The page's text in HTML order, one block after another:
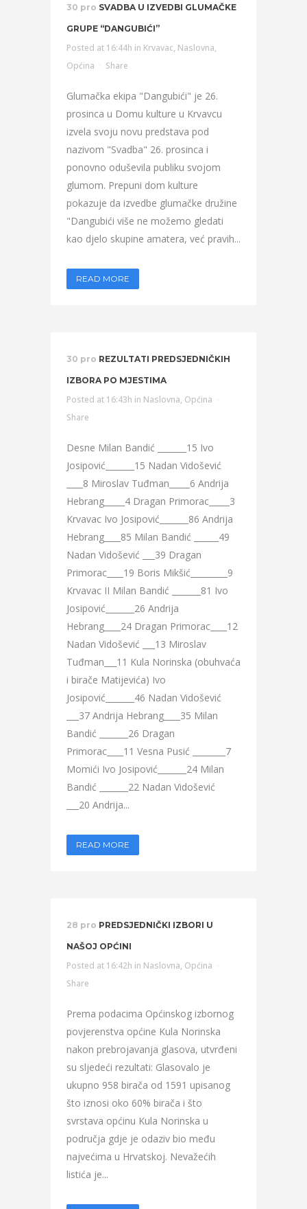
30 pro SVADBA U IZVEDBI GLUMAČKE
GRUPE “DANGUBIĆI”
Posted at 16:44h in Krvavac, Naslovna,
Općina
Share
Glumačka ekipa "Dangubići" je 26.
prosinca u Domu kulture u Krvavcu
izvela svoju novu predstava pod
nazivom "Svadba" 26. prosinca i
ponovno oduševila publiku svojom
glumom. Prepuni dom kulture
pokazuje da izvedbe glumačke družine
"Dangubići više ne možemo gledati
kao djelo skupine amatera, već pravih...
READ MORE
30 pro REZULTATI PREDSJEDNIČKIH
IZBORA PO MJESTIMA
Posted at 16:43h in Naslovna, Općina
Share
Desne Milan Bandić _______15 Ivo
Josipović_______15 Nadan Vidošević
____8 Miroslav Tuđman_____6 Andrija
Hebrang_____4 Dragan Primorac_____3
Krvavac Ivo Josipović_______86 Andrija
Hebrang____85 Milan Bandić ______49
Nadan Vidošević ___39 Dragan
Primorac____19 Boris Mikšić_________9
Krvavac II Milan Bandić _______81 Ivo
Josipović_______26 Andrija
Hebrang____24 Dragan Primorac____12
Nadan Vidošević ___13 Miroslav
Tuđman___11 Kula Norinska (obuhvaća
i birače Matijevića) Ivo
Josipović_______46 Nadan Vidošević
___37 Andrija Hebrang____35 Milan
Bandić _______26 Dragan
Primorac____11 Vesna Pusić ________7
Momići Ivo Josipović_______24 Milan
Bandić _______22 Nadan Vidošević
___20 Andrija...
READ MORE
28 pro PREDSJEDNIČKI IZBORI U
NAŠOJ OPĆINI
Posted at 16:42h in Naslovna, Općina
Share
Prema podacima Općinskog izbornog
povjerenstva općine Kula Norinska
nakon prebrojavanja glasova, utvrđeni
su sljedeći rezultati: Glasovalo je
ukupno 958 birača od 1591 upisanog
što iznosi oko 60% birača i što
svrstava općinu Kula Norinska u
područja gdje je odaziv bio među
najvećima u Hrvatskoj. Nevažećih
listića je...